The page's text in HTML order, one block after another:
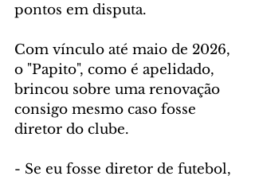
pontos em disputa.
Com vínculo até maio de 2026,
o "Papito", como é apelidado,
brincou sobre uma renovação
consigo mesmo caso fosse
diretor do clube.
- Se eu fosse diretor de futebol,